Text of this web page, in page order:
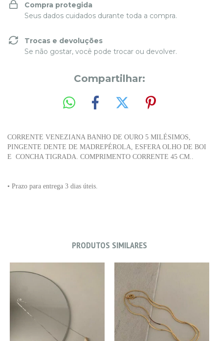
Compra protegida
Seus dados cuidados durante toda a compra.
Trocas e devoluções
Se não gostar, você pode trocar ou devolver.
Compartilhar:
CORRENTE VENEZIANA BANHO DE OURO 5 MILÉSIMOS,
PINGENTE DENTE DE MADREPÉROLA, ESFERA OLHO DE BOI
E CONCHA TIGRADA. COMPRIMENTO CORRENTE 45 CM..
• Prazo para entrega 3 dias úteis.
PRODUTOS SIMILARES